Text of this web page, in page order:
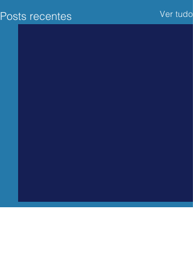
Posts recentes Ver tudo